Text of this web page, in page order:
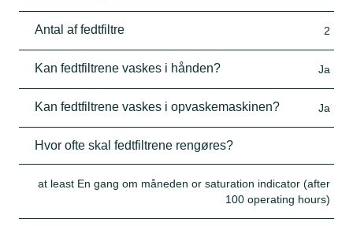
Antal af fedtfiltre 2
Kan fedtfiltrene vaskes i hånden? Ja
Kan fedtfiltrene vaskes i opvaskemaskinen? Ja
Hvor ofte skal fedtfiltrene rengøres?
at least En gang om måneden or saturation indicator (after
100 operating hours)